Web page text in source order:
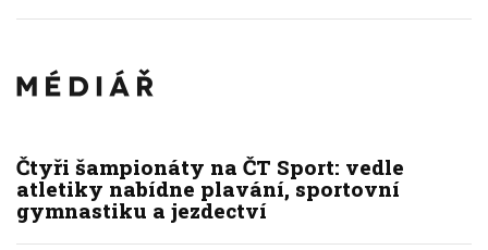
Čtyři šampionáty na ČT Sport: vedle
atletiky nabídne plavání, sportovní
gymnastiku a jezdectví